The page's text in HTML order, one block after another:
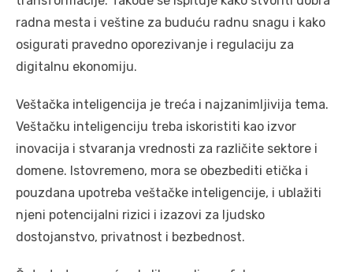
radna mesta i veštine za buduću radnu snagu i kako
osigurati pravedno oporezivanje i regulaciju za
digitalnu ekonomiju.
Veštačka inteligencija je treća i najzanimljivija tema.
Veštačku inteligenciju treba iskoristiti kao izvor
inovacija i stvaranja vrednosti za različite sektore i
domene. Istovremeno, mora se obezbediti etička i
pouzdana upotreba veštačke inteligencije, i ublažiti
njeni potencijalni rizici i izazovi za ljudsko
dostojanstvo, privatnost i bezbednost.